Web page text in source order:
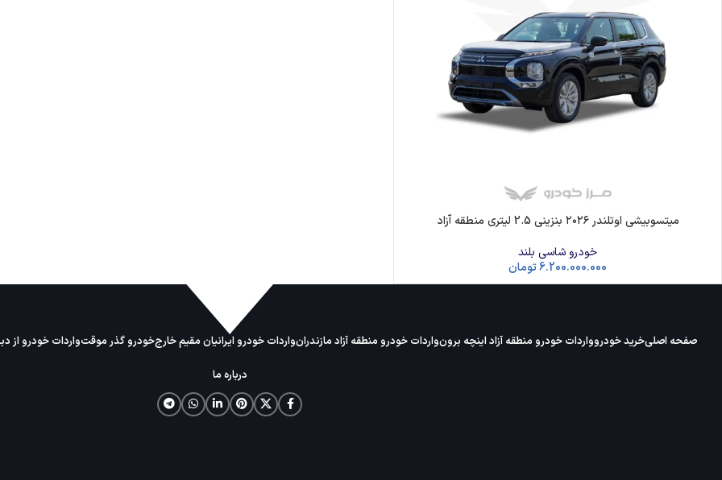
میتسوبیشی اوتلندر ۲۰۲۶ بنزینی 2.5 لیتری منطقه آزاد
خودرو شاسی بلند
6.200.000.000تومان
صفحه اصلیخرید خودروواردات خودرو منطقه آزاد اینچه برونواردات خودرو منطقه آزاد مازندرانواردات خودرو ایرانیان مقیم خارجخودرو گذر موقتواردات خودرو از
درباره ما